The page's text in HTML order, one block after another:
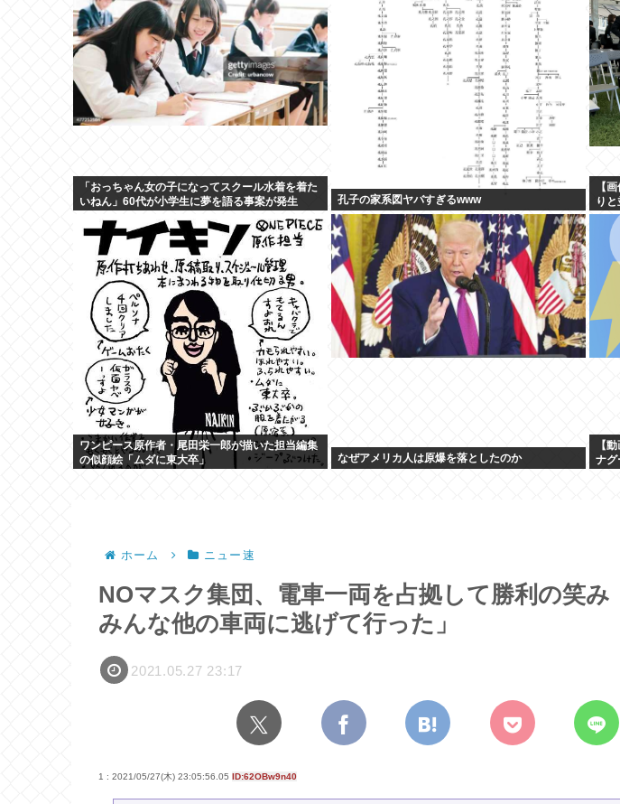
「おっちゃん女の子になってスクール水着を着た
いねん」60代が小学生に夢を語る事案が発生
孔子の家系図ヤバすぎるwww
【
り
ワンピース原作者・尾田栄一郎が描いた担当編集
の似顔絵「ムダに東大卒」
なぜアメリカ人は原爆を落としたのか
【
ナグ
ホーム ニュー速
NOマスク集団、電車一両を占拠して勝利の笑み
みんな他の車両に逃げて行った」
2021.05.27 23:17
1 : 2021/05/27(木) 23:05:56.05 ID:62OBw9n40